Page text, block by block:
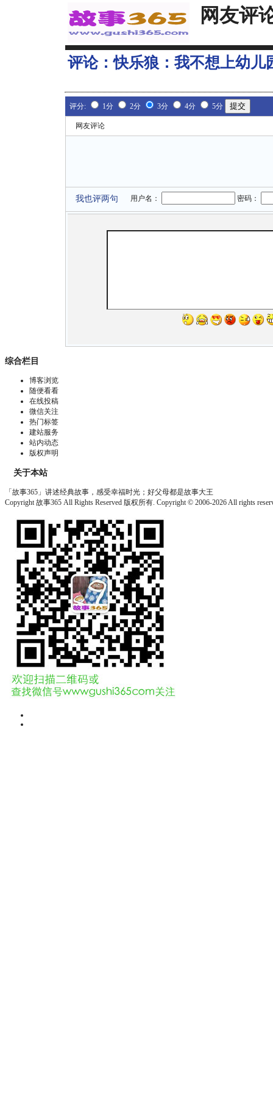
网友评
评论：快乐狼：我不想上幼儿
评分: 1分 2分 3分 4分 5分
网友评论
我也评两句 用户名： 密码：
综合栏目
博客浏览
随便看看
在线投稿
微信关注
热门标签
建站服务
站内动态
版权声明
关于本站
「故事365」讲述经典故事，感受幸福时光；好父母都是故事大王
Copyright 故事365 All Rights Reserved 版权所有. Copyright © 2006-2026 All rights